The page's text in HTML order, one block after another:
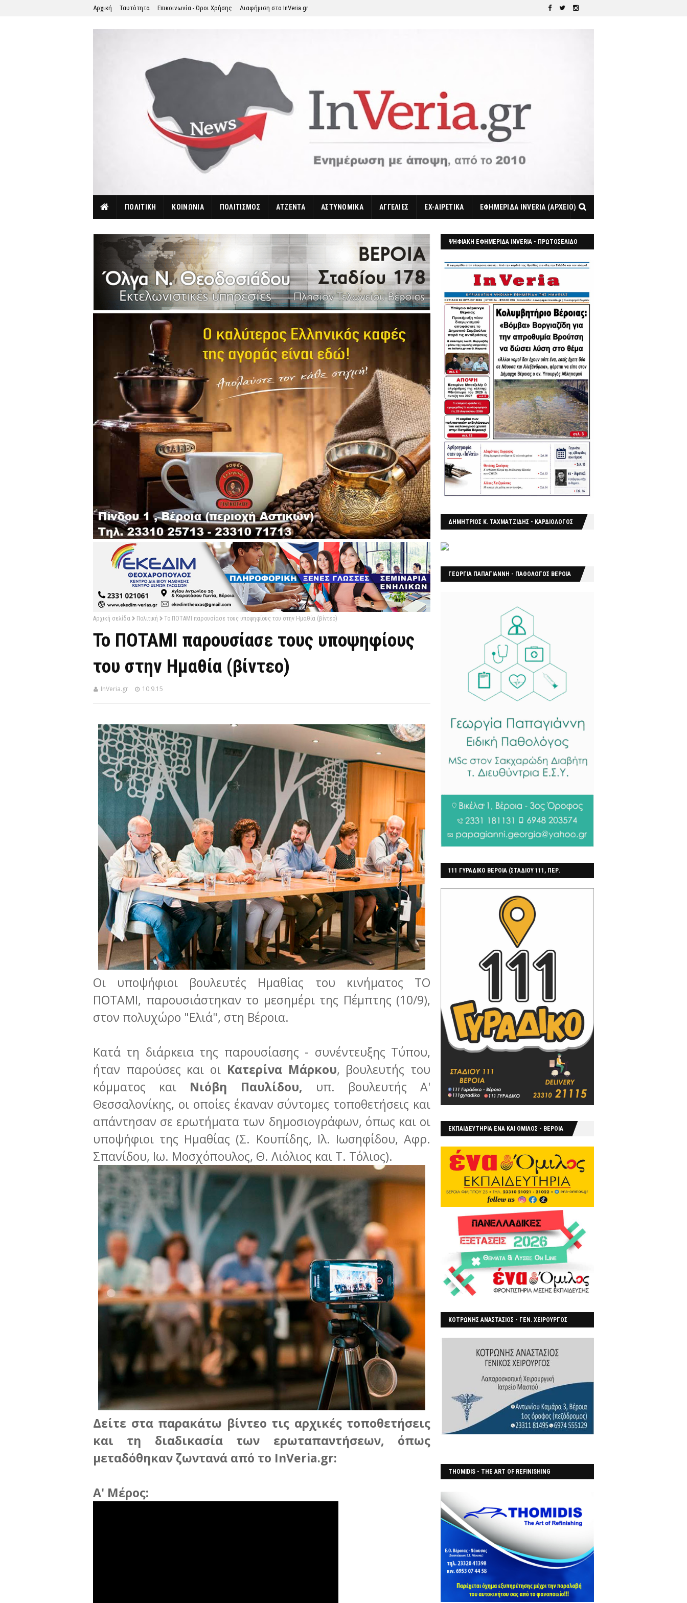
Αρχική Ταυτότητα Επικοινωνία - Όροι Χρήσης Διαφήμιση στο InVeria.gr
ΠΟΛΙΤΙΚΗ ΚΟΙΝΩΝΙΑ ΠΟΛΙΤΙΣΜΟΣ ΑΤΖΕΝΤΑ ΑΣΤΥΝΟΜΙΚΑ ΑΓΓΕΛΙΕΣ EX-ΑΙΡΕΤΙΚΑ ΕΦΗΜΕΡΙΔΑ INVERIA (ΑΡΧΕΙΟ)
Αρχική σελίδα Πολιτική Το ΠΟΤΑΜΙ παρουσίασε τους υποψηφίους του στην Ημαθία (βίντεο)
Το ΠΟΤΑΜΙ παρουσίασε τους υποψηφίους
του στην Ημαθία (βίντεο)
InVeria.gr 10.9.15
Οι υποψήφιοι βουλευτές Ημαθίας του κινήματος ΤΟ
ΠΟΤΑΜΙ, παρουσιάστηκαν το μεσημέρι της Πέμπτης (10/9),
στον πολυχώρο "Ελιά", στη Βέροια.
Κατά τη διάρκεια της παρουσίασης - συνέντευξης Τύπου,
ήταν παρούσες και οι Κατερίνα Μάρκου, βουλευτής του
κόμματος και Νιόβη Παυλίδου, υπ. βουλευτής Α'
Θεσσαλονίκης, οι οποίες έκαναν σύντομες τοποθετήσεις και
απάντησαν σε ερωτήματα των δημοσιογράφων, όπως και οι
υποψήφιοι της Ημαθίας (Σ. Κουπίδης, Ιλ. Ιωσηφίδου, Αφρ.
Σπανίδου, Ιω. Μοσχόπουλος, Θ. Λιόλιος και Τ. Τόλιος).
Δείτε στα παρακάτω βίντεο τις αρχικές τοποθετήσεις
και τη διαδικασία των ερωταπαντήσεων, όπως
μεταδόθηκαν ζωντανά από το InVeria.gr:
Α' Μέρος:
ΨΗΦΙΑΚΗ ΕΦΗΜΕΡΙΔΑ INVERIA - ΠΡΩΤΟΣΕΛΙΔΟ
ΔΗΜΗΤΡΙΟΣ Κ. ΤΑΧΜΑΤΖΙΔΗΣ - ΚΑΡΔΙΟΛΟΓΟΣ
ΓΕΩΡΓΙΑ ΠΑΠΑΓΙΑΝΝΗ - ΠΑΘΟΛΟΓΟΣ ΒΕΡΟΙΑ
111 ΓΥΡΑΔΙΚΟ ΒΕΡΟΙΑ (ΣΤΑΔΙΟΥ 111, ΠΕΡ.
ΕΚΠΑΙΔΕΥΤΗΡΙΑ ΕΝΑ ΚΑΙ ΟΜΙΛΟΣ - ΒΕΡΟΙΑ
ΚΟΤΡΩΝΗΣ ΑΝΑΣΤΑΣΙΟΣ - ΓΕΝ. ΧΕΙΡΟΥΡΓΟΣ
THOMIDIS - THE ART OF REFINISHING